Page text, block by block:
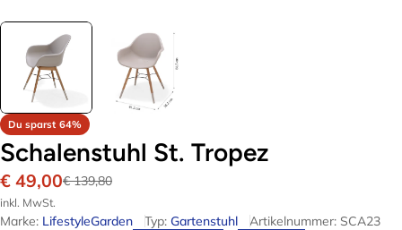
Du sparst 64%
Schalenstuhl St. Tropez
Verkaufspreis
€ 49,00
Regulärer
Preis
€ 139,80
inkl. MwSt.
Marke: LifestyleGarden Typ: Gartenstuhl Artikelnummer: SCA23